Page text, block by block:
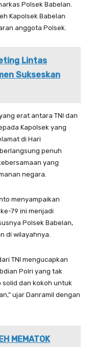
Polsek Babelan.
Kapolsek Babelan
anggota Polsek.
Lintas
Sukseskan
erat antara TNI dan
Kapolsek yang
di Hari
penuh
yang
negara.
menyampaikan
79 ini menjadi
Polsek Babelan,
di wilayahnya.
TNI mengucapkan
Polri yang tak
solid dan kokoh untuk
ujar Danramil dengan
MEMATOK